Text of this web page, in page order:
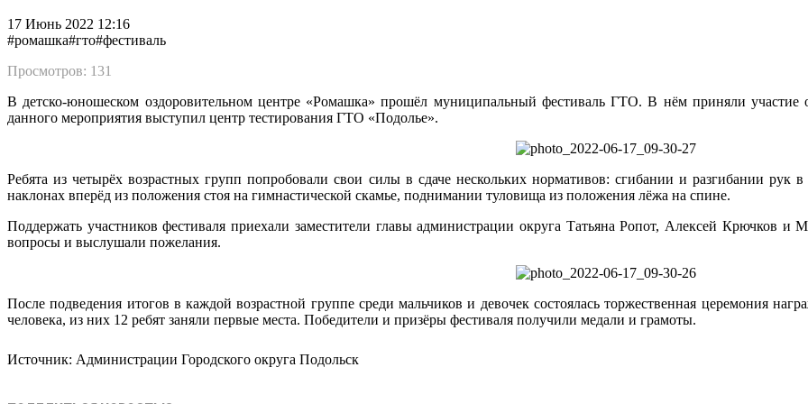
17 Июнь 2022 12:16
#ромашка#гто#фестиваль
Просмотров: 131
В детско-юношеском оздоровительном центре «Ромашка» прошёл муниципальный фестиваль ГТО. В нём приняли участие
данного мероприятия выступил центр тестирования ГТО «Подолье».
Ребята из четырёх возрастных групп попробовали свои силы в сдаче нескольких нормативов: сгибании и разгибании
наклонах вперёд из положения стоя на гимнастической скамье, поднимании туловища из положения лёжа на спине.
Поддержать участников фестиваля приехали заместители главы администрации округа Татьяна Ропот, Алексей Крючков
вопросы и выслушали пожелания.
После подведения итогов в каждой возрастной группе среди мальчиков и девочек состоялась торжественная церемония
человека, из них 12 ребят заняли первые места. Победители и призёры фестиваля получили медали и грамоты.
Источник: Администрации Городского округа Подольск